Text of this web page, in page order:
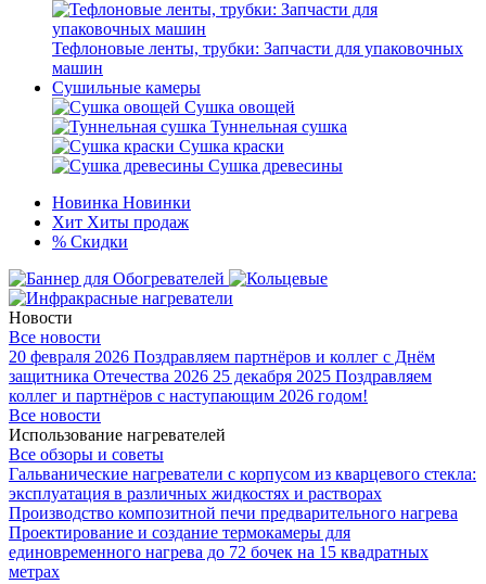
Тефлоновые ленты, трубки: Запчасти для упаковочных
машин
Сушильные камеры
Сушка овощей
Туннельная сушка
Сушка краски
Сушка древесины
Новинка Новинки
Хит Хиты продаж
% Скидки
Новости
Все новости
20 февраля 2026 Поздравляем партнёров и коллег с Днём
защитника Отечества 2026 25 декабря 2025 Поздравляем
коллег и партнёров с наступающим 2026 годом!
Все новости
Использование нагревателей
Все обзоры и советы
Гальванические нагреватели с корпусом из кварцевого стекла:
эксплуатация в различных жидкостях и растворах
Производство композитной печи предварительного нагрева
Проектирование и создание термокамеры для
единовременного нагрева до 72 бочек на 15 квадратных
метрах